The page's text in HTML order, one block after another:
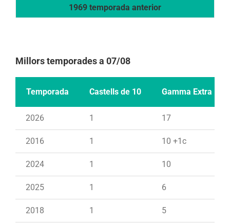
1969 temporada anterior
Millors temporades a 07/08
Temporada Castells de 10 Gamma Extra
2026 1 17
2016 1 10 +1c
2024 1 10
2025 1 6
2018 1 5